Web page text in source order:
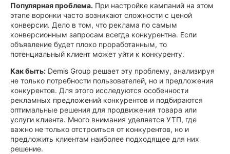
Популярная проблема. При настройке кампаний на этом
этапе воронки часто возникают сложности с ценой
конверсии. Дело в том, что реклама по самым
конверсионным запросам всегда конкурентна. Если
объявление будет плохо проработанным, то
потенциальный клиент может уйти к конкуренту.
Как быть: Demis Group решает эту проблему, анализируя
не только потребности пользователей, но и предложения
конкурентов. Для этого исследуются особенности
рекламных предложений конкурентов и подбираются
оптимальные решения для продвижения товара или
услуги клиента. Много внимания уделяется УТП, где
важно не только отстроиться от конкурентов, но и
предложить клиентам наиболее подходящее для них
решение.